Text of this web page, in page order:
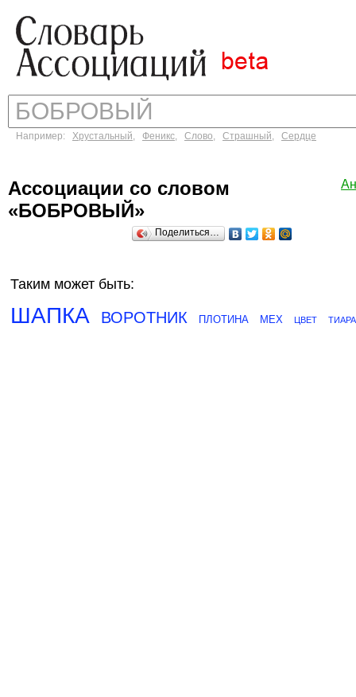
Например: Хрустальный, Феникс, Слово, Страшный, Сердце
Ассоциации со словом
«БОБРОВЫЙ»
Поделиться…
Таким может быть:
ШАПКА ВОРОТНИК ПЛОТИНА МЕХ ЦВЕТ ТИАРА